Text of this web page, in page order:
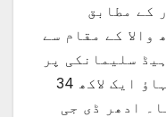
کے مطابق
والا کے مقام سے
سلیمانکی پر
اونچے درجے کا سیلاب ہے، بہاؤ ایک لاکھ 34
ادھر ڈی جی